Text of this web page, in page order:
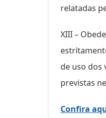
relatadas
XIII –
de uso dos
previstas
Confira